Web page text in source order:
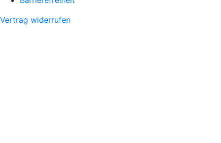
Vertrag widerrufen